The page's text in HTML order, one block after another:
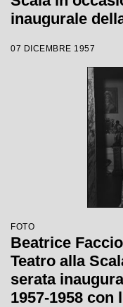
inaugurale
di Giuseppe
Gavazzeni e
07 DICEMBRE 1957
FOTO
Beatrice
Teatro alla
serata
1957-1958 con